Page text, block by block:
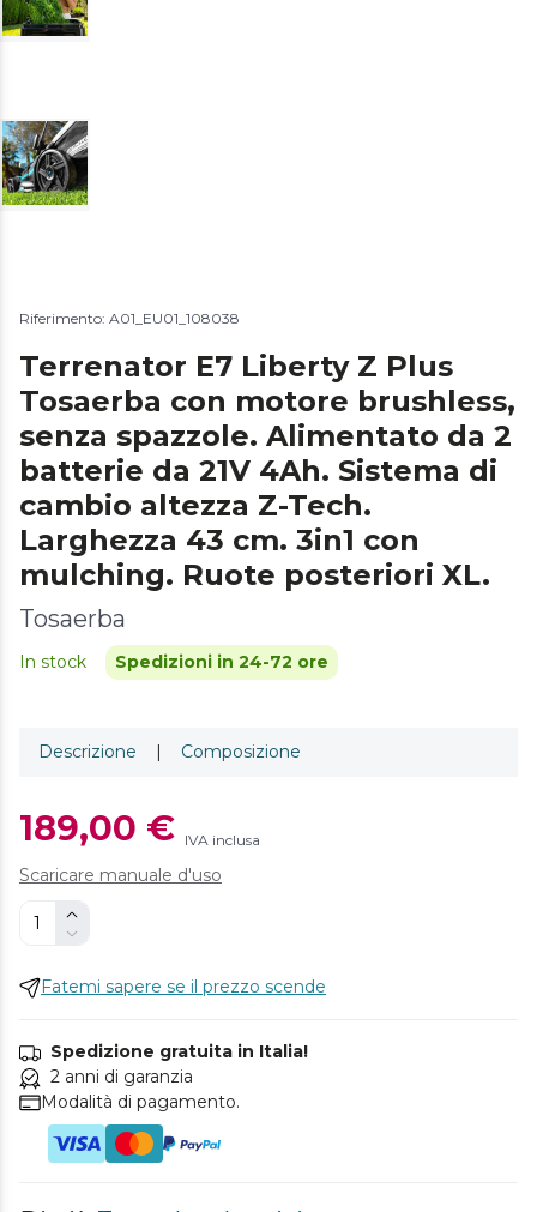
Riferimento: A01_EU01_108038
Terrenator E7 Liberty Z Plus
Tosaerba con motore brushless,
senza spazzole. Alimentato da 2
batterie da 21V 4Ah. Sistema di
cambio altezza Z-Tech.
Larghezza 43 cm. 3in1 con
mulching. Ruote posteriori XL.
Tosaerba
In stock Spedizioni in 24-72 ore
Descrizione | Composizione
189,00 € IVA inclusa
Scaricare manuale d'uso
Fatemi sapere se il prezzo scende
Spedizione gratuita in Italia!
2 anni di garanzia
Modalità di pagamento.